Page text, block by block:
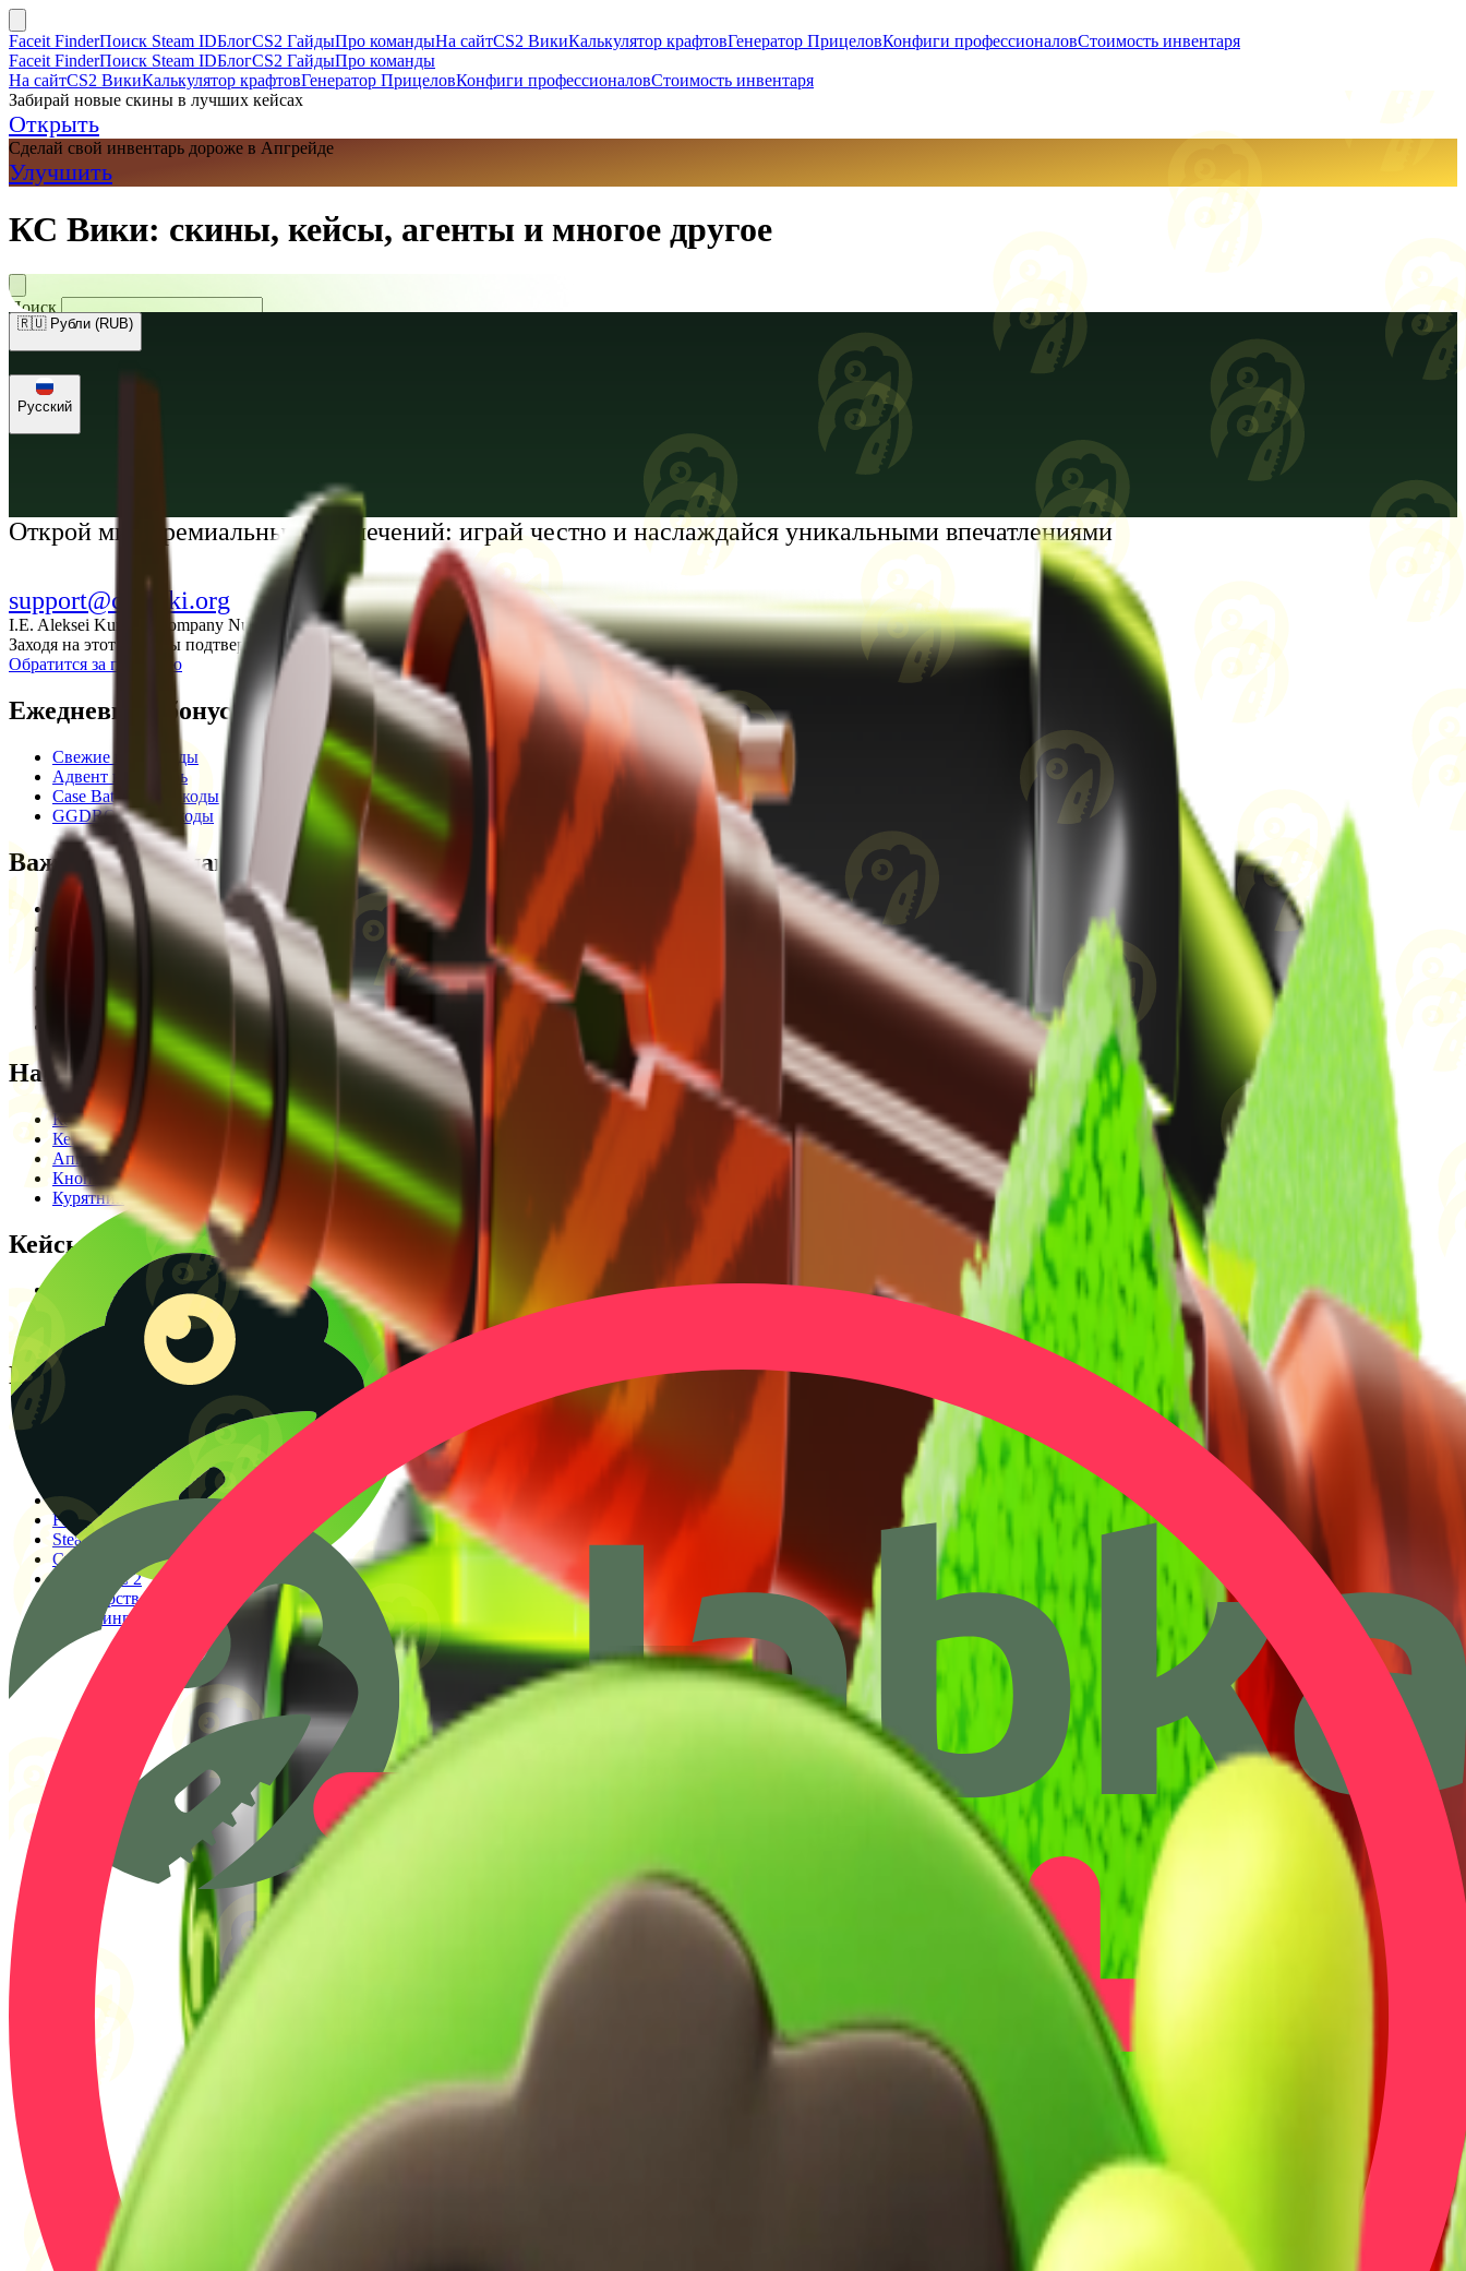
Faceit FinderПоиск Steam IDБлогCS2 ГайдыПро командыНа сайтCS2 ВикиКалькулятор крафтовГенератор ПрицеловКонфиги профессионаловСтоимость инвентаря
Faceit FinderПоиск Steam IDБлогCS2 ГайдыПро команды
На сайтCS2 ВикиКалькулятор крафтовГенератор ПрицеловКонфиги профессионаловСтоимость инвентаря
Забирай новые скины в лучших кейсах
Открыть
Сделай свой инвентарь дороже в Апгрейде
Улучшить
КС Вики: скины, кейсы, агенты и многое другое
Поиск
🇷🇺 Рубли (RUB)
Русский
Открой мир премиальных развлечений: играй честно и наслаждайся уникальными впечатлениями
support@cs-wiki.org
I.E. Aleksei Kurtkin, Company Number 300464601, Georgia, City Batumi, Zhiuli Shartava Avenue, N 32, Apartment N87, Floor N6
Заходя на этот сайт, вы подтверждаете, что вам исполнилось 18 лет. Проблемы с азартными играми?
Обратится за помощью
Ежедневные бонусы
Свежие промокоды
Адвент календарь
Case Battle промокоды
GGDROP промокоды
Важная информация
Пользовательское соглашение
Privacy Policy
Отказ от ответственности
Редакционная политика
Legal Opinion
Контакты
Наши режимы
Кейсы
Кейс батл
Апгрейд
Кнопка
Курятник
Кейсы
Кейсы КС2
Кейсы Раст
Создать КС батл
Полезное
Калькулятор крафтов
Генератор прицелов
Конфиги PRO игроков
Faceit Finder
Steam ID Finder
Стоимость инвентаря Steam
Гайды КС 2
Партнерство
Клиппинг